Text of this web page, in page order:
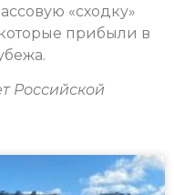
«сходку»
прибыли в
Российской